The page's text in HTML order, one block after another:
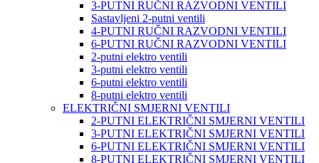
3-PUTNI RUČNI RAZVODNI VENTILI
Sastavljeni 2-putni ventili
4-PUTNI RUČNI RAZVODNI VENTILI
6-PUTNI RUČNI RAZVODNI VENTILI
2-putni elektro ventili
3-putni elektro ventili
6-putni elektro ventili
8-putni elektro ventili
ELEKTRIČNI SMJERNI VENTILI
2-PUTNI ELEKTRIČNI SMJERNI VENTILI
3-PUTNI ELEKTRIČNI SMJERNI VENTILI
6-PUTNI ELEKTRIČNI SMJERNI VENTILI
8-PUTNI ELEKTRIČNI SMJERNI VENTILI